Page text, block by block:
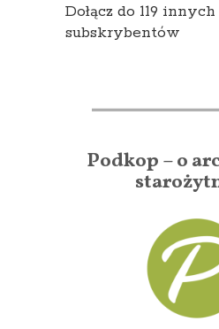
Dołącz do 119 innych
subskrybentów
Podkop – o